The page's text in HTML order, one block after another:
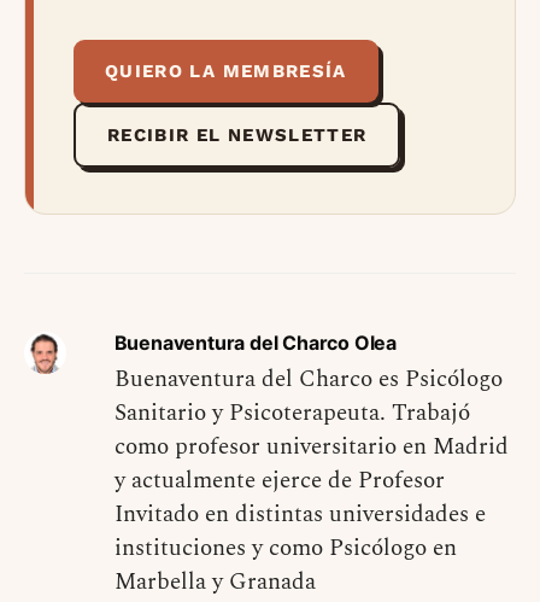
QUIERO LA MEMBRESÍA
RECIBIR EL NEWSLETTER
Buenaventura del Charco Olea
Buenaventura del Charco es Psicólogo
Sanitario y Psicoterapeuta. Trabajó
como profesor universitario en Madrid
y actualmente ejerce de Profesor
Invitado en distintas universidades e
instituciones y como Psicólogo en
Marbella y Granada